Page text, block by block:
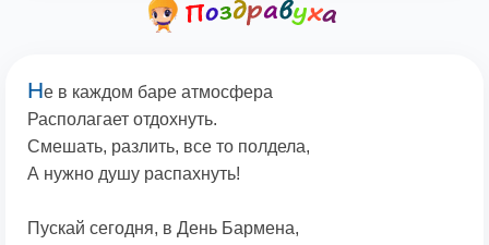
Не в каждом баре атмосфера
Располагает отдохнуть.
Смешать, разлить, все то полдела,
А нужно душу распахнуть!
Пускай сегодня, в День Бармена,